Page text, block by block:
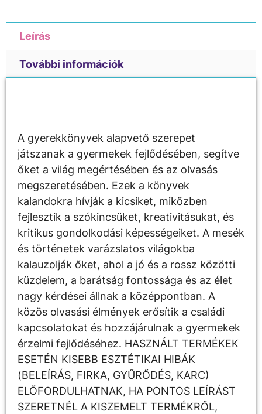
Leírás
További információk
A gyerekkönyvek alapvető szerepet
játszanak a gyermekek fejlődésében, segítve
őket a világ megértésében és az olvasás
megszeretésében. Ezek a könyvek
kalandokra hívják a kicsiket, miközben
fejlesztik a szókincsüket, kreativitásukat, és
kritikus gondolkodási képességeiket. A mesék
és történetek varázslatos világokba
kalauzolják őket, ahol a jó és a rossz közötti
küzdelem, a barátság fontossága és az élet
nagy kérdései állnak a középpontban. A
közös olvasási élmények erősítik a családi
kapcsolatokat és hozzájárulnak a gyermekek
érzelmi fejlődéséhez. HASZNÁLT TERMÉKEK
ESETÉN KISEBB ESZTÉTIKAI HIBÁK
(BELEÍRÁS, FIRKA, GYŰRŐDÉS, KARC)
ELŐFORDULHATNAK, HA PONTOS LEÍRÁST
SZERETNÉL A KISZEMELT TERMÉKRŐL,